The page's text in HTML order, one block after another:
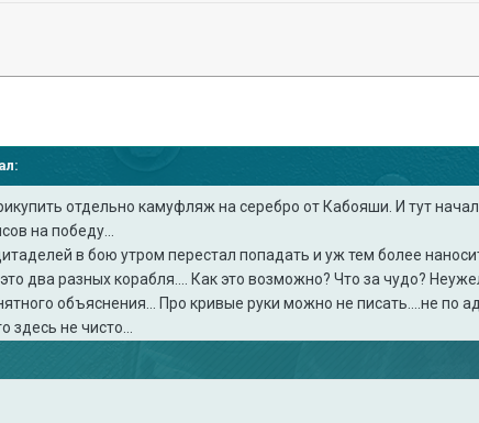
отдельно камуфляж на серебро от Кабояши. И тут
на победу...
в бою утром перестал попадать и уж тем более
два разных корабля.... Как это возможно? Что за чудо?
объяснения... Про кривые руки можно не писать....не по
здесь не чисто...